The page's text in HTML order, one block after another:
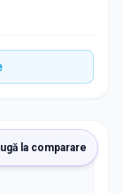
la comparare